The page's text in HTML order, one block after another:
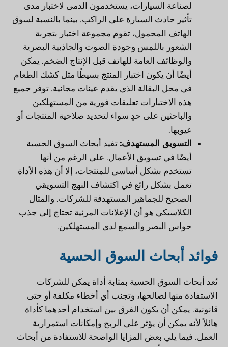
لصناعة السيارات، يستخدمون الدمى لاختبار مدى
تأثير حادث السيارة على الراكب. بينما بالنسبة لسوق
الهاتف المحمول، تقوم مجموعة اختبار بتجربة
الشعور باللمس وجودة الصوت والجاذبية البصرية
والوظائف العامة للهاتف قبل الإنتاج الضخم. يمكن
أيضًا أن يكون اختبار المنتج بسيطًا مثل كشك الطعام
في محل البقالة الذي يقدم عينات مجانية. توفر جميع
هذه الاختبارات تعليقات فورية من المستهلكين
والباحثين على حدٍ سواء لتحديد صلاحية المنتجات أو
عيوبها.
التسويق المستهدف: تفيد أبحاث السوق الحسية
أيضًا في تسويق الأعمال. على الرغم من أنها
تستخدم بشكل أساسي للمنتجات، إلا أن هذه الأداة
تعمل بشكل رائع في اكتشاف النهج التسويقي
الصحيح للجماهير المستهدفة للشركات. والمثال
الكلاسيكي هو أن الإعلانات المرئية تحتاج إلى جذب
حواس البصر والسمع لدى المستهلكين.
فوائد أبحاث السوق الحسية
تُعد أبحاث السوق الحسية بمثابة أداة يمكن للشركات
الاستفادة منها لصالحها، وتجنب أي أخطاء مكلفة أو حتى
قانونية. يمكن أن يكون الفرق بين استخدام أحدهما كأداة
هائلاً لأنه يمكن أن يؤثر على الربح وإمكانات استمرارية
العمل. فيما يلي بعض المزايا الواضحة للاستفادة من أبحاث